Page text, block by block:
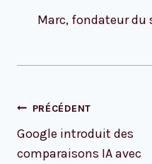
Marc, fondateur du
Navigation
l’article
PRÉCÉDENT
Google introduit des
comparaisons IA avec